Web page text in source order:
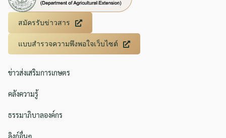
สมัครรับข่าวสาร
แบบสำรวจความพึงพอใจเว็บไซต์
ข่าวส่งเสริมการเกษตร
คลังความรู้
ธรรมาภิบาลองค์กร
ลิงก์อื่นๆ